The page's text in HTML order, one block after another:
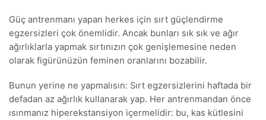
Güç antrenmanı yapan herkes için sırt güçlendirme
egzersizleri çok önemlidir. Ancak bunları sık sık ve ağır
ağırlıklarla yapmak sırtınızın çok genişlemesine neden
olarak figürünüzün feminen oranlarını bozabilir.
Bunun yerine ne yapmalısın: Sırt egzersizlerini haftada bir
defadan az ağırlık kullanarak yap. Her antrenmandan önce
ısınmanız hiperekstansiyon içermelidir: bu, kas kütlesini